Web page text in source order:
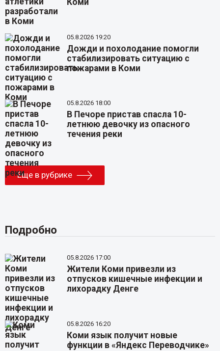
05.8.2026 19:20
Дожди и похолодание помогли
стабилизировать ситуацию с
пожарами в Коми
05.8.2026 18:00
В Печоре пристав спасла 10-
летнюю девочку из опасного
течения реки
Еще в рубрике
Подробно
05.8.2026 17:00
Жители Коми привезли из
отпусков кишечные инфекции и
лихорадку Денге
05.8.2026 16:20
Коми язык получит новые
функции в «Яндекс Переводчике»